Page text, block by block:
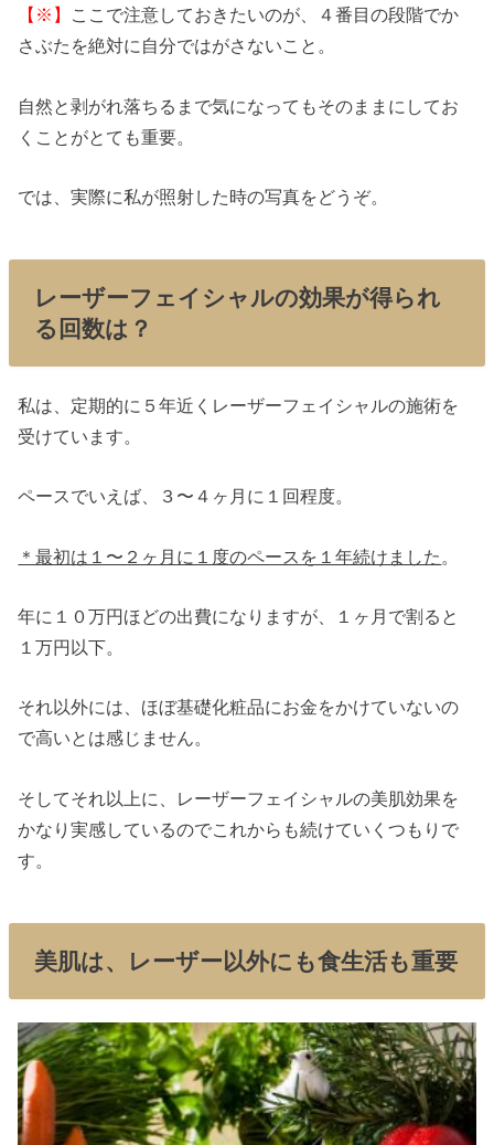
【※】 ここで注意しておきたいのが、４番目の段階でか
さぶたを絶対に自分ではがさないこと。
自然と剥がれ落ちるまで気になってもそのままにしてお
くことがとても重要。
では、実際に私が照射した時の写真をどうぞ。
レーザーフェイシャルの効果が得られ
る回数は？
私は、定期的に５年近くレーザーフェイシャルの施術を
受けています。
ペースでいえば、３〜４ヶ月に１回程度。
＊最初は１〜２ヶ月に１度のペースを１年続けました 。
年に１０万円ほどの出費になりますが、１ヶ月で割ると
１万円以下。
それ以外には、ほぼ基礎化粧品にお金をかけていないの
で高いとは感じません。
そしてそれ以上に、レーザーフェイシャルの美肌効果を
かなり実感しているのでこれからも続けていくつもりで
す。
美肌は、レーザー以外にも食生活も重要